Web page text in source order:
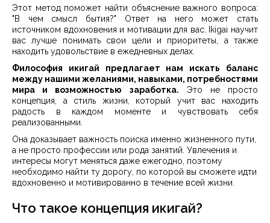
Этот метод поможет найти объяснение важного вопроса:
"В чем смысл бытия?" Ответ на него может стать
источником вдохновения и мотивации для вас. Ikigai научит
вас лучше понимать свои цели и приоритеты, а также
находить удовольствие в ежедневных делах.
Философия икигай предлагает нам искать баланс
между нашими желаниями, навыками, потребностями
мира и возможностью заработка. Это не просто
концепция, а стиль жизни, который учит вас находить
радость в каждом моменте и чувствовать себя
реализованными.
Она доказывает важность поиска именно жизненного пути,
а не просто профессии или рода занятий. Увлечения и
интересы могут меняться даже ежегодно, поэтому
необходимо найти ту дорогу, по которой вы сможете идти
вдохновенно и мотивированно в течение всей жизни.
Что такое концепция икигай?